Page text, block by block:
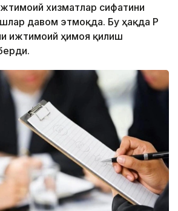
хизматлар сифатини
давом этмоқда. Бу ҳақда ҚР
ижтимоий ҳимоя қилиш